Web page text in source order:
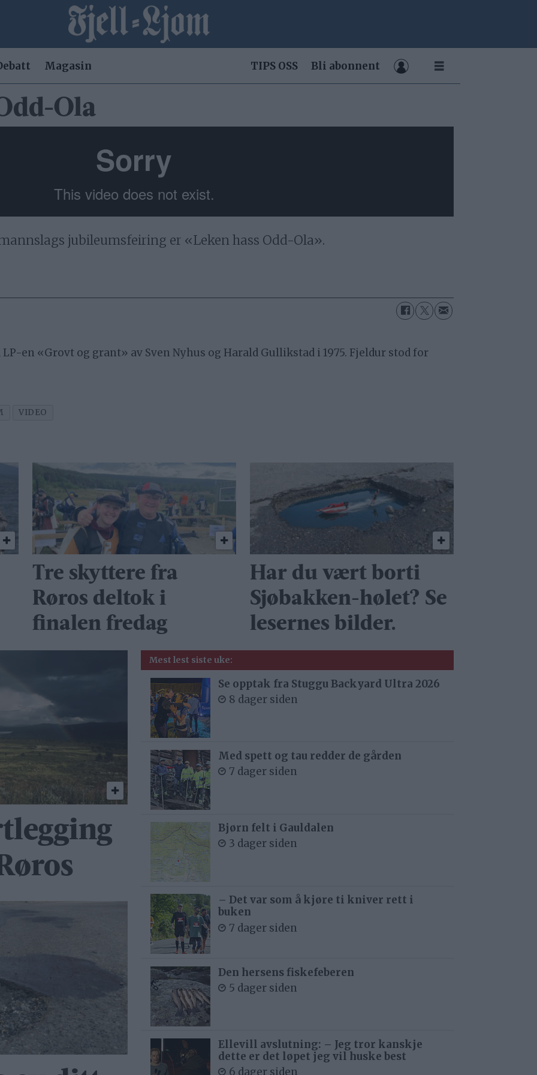
Magasin TIPS OSS Bli abonnent
Ola
jubileumsfeiring er «Leken hass Odd-Ola».
en «Grovt og grant» av Sven Nyhus og Harald Gullikstad i 1975. Fjeldur stod for
VIDEO
Tre skyttere fra
Røros deltok i
finalen fredag
Har du vært borti
Sjøbakken-hølet? Se
lesernes bilder.
Mest lest siste uke:
Se opptak fra Stuggu Backyard Ultra 2026
8 dager siden
Med spett og tau redder de gården
7 dager siden
Bjørn felt i Gauldalen
3 dager siden
– Det var som å kjøre ti kniver rett i
buken
7 dager siden
Den hersens fiskefeberen
5 dager siden
Ellevill avslutning: – Jeg tror kanskje
dette er det løpet jeg vil huske best
6 dager siden